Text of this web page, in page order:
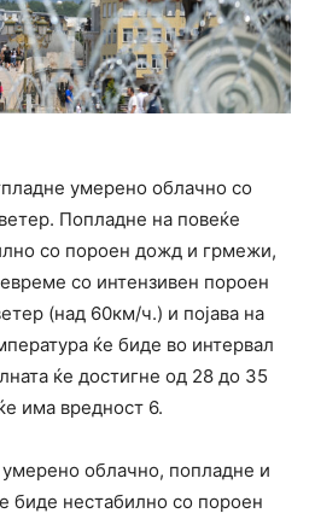
умерено облачно со
Попладне на повеќе
со пороен дожд и грмежи,
со интензивен пороен
(над 60км/ч.) и појава на
ќе биде во интервал
ќе достигне од 28 до 35
има вредност 6.
облачно, попладне и
биде нестабилно со пороен